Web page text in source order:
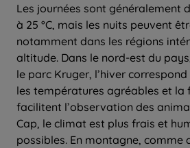
Les journées sont généralement
à 25 °C, mais les nuits peuvent
notamment dans les régions
altitude. Dans le nord-est du
le parc Kruger, l’hiver
les températures agréables et
facilitent l’observation des
Cap, le climat est plus frais et
possibles. En montagne, comme